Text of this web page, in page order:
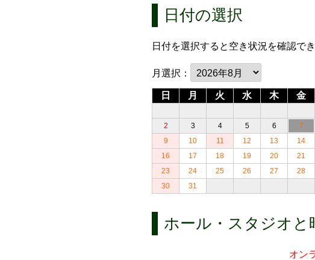
日付の選択
日付を選択すると空き状況を確認でき
月選択：
日 月 火 水 木 金
2
3 4 5 6 7
9
10 11 12 13 14
16
17 18 19 20 21
23
24 25 26 27 28
30
31
ホール・スタジオと
オン